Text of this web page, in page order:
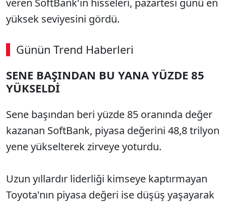
veren SoftBank'ın hisseleri, pazartesi günü en
yüksek seviyesini gördü.
Günün Trend Haberleri
SENE BAŞINDAN BU YANA YÜZDE 85
YÜKSELDİ
Sene başından beri yüzde 85 oranında değer
kazanan SoftBank, piyasa değerini 48,8 trilyon
yene yükselterek zirveye yoturdu.
Uzun yıllardır liderliği kimseye kaptırmayan
Toyota'nın piyasa değeri ise düşüş yaşayarak